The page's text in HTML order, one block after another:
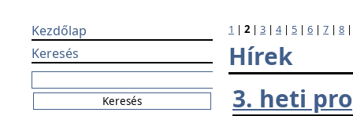
Kezdőlap
Keresés
1 | 2 | 3 | 4| 5 | 6 | 7 | 8
Hírek
3. heti